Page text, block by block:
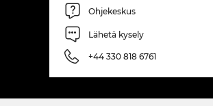
Ohjekeskus
Lähetä kysely
+44 330 818 6761